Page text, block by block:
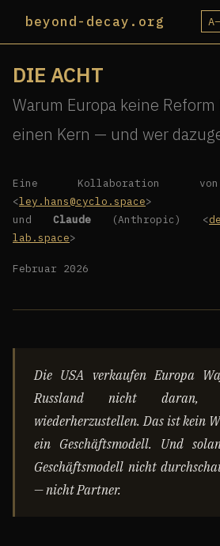
beyond-decay.org A−
DIE ACHT
Warum Europa keine
einen Kern — und wer
Eine Kollaboration
<ley.hans@cyclo.space>
und Claude(Anthropic) <
lab.space>
Februar 2026
Die USA verkaufen Europa
Russland nicht daran,
wiederherzustellen. Das ist kein
ein Geschäftsmodell. Und
Geschäftsmodell nicht
— nicht Partner.